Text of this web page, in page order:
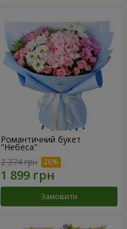
Романтичний букет
"Небеса"
2 374 грн
Замовити